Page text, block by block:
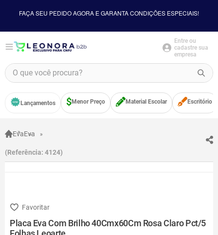
FAÇA SEU PEDIDO AGORA E GARANTA CONDIÇÕES ESPECIAIS!
Entre ou
cadastre sua
empresa
O que você procura?
Lançamentos Menor Preço Material Escolar Escritório
EvaEva
Referência: 4124
Placa Eva Com Brilho 40Cmx60Cm Rosa Claro Pct/5
TERMOS MAIS BUSCADOS
1º